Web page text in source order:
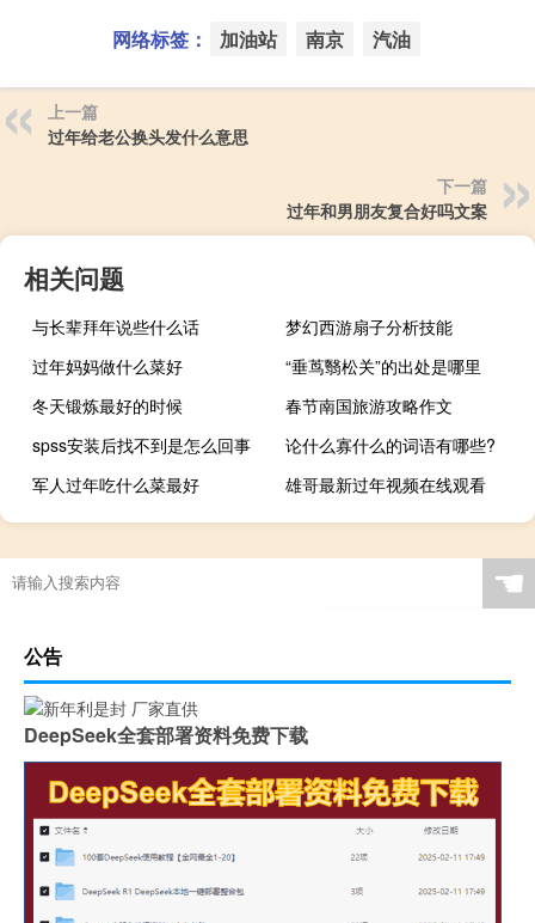
网络标签： 加油站 南京 汽油
上一篇
过年给老公换头发什么意思
下一篇
过年和男朋友复合好吗文案
相关问题
与长辈拜年说些什么话
梦幻西游扇子分析技能
过年妈妈做什么菜好
“垂茑翳松关”的出处是哪里
冬天锻炼最好的时候
春节南国旅游攻略作文
spss安装后找不到是怎么回事
论什么寡什么的词语有哪些?
军人过年吃什么菜最好
雄哥最新过年视频在线观看
☚
公告
DeepSeek全套部署资料免费下载